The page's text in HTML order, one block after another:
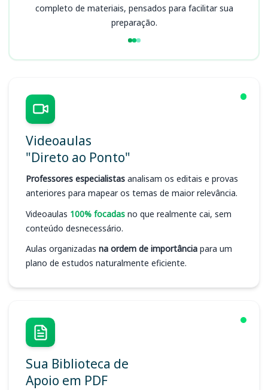
completo de materiais, pensados para facilitar sua
preparação.
Videoaulas
"Direto ao Ponto"
Professores especialistas analisam os editais e provas
anteriores para mapear os temas de maior relevância.
Videoaulas 100% focadas no que realmente cai, sem
conteúdo desnecessário.
Aulas organizadas na ordem de importância para um
plano de estudos naturalmente eficiente.
Sua Biblioteca de
Apoio em PDF